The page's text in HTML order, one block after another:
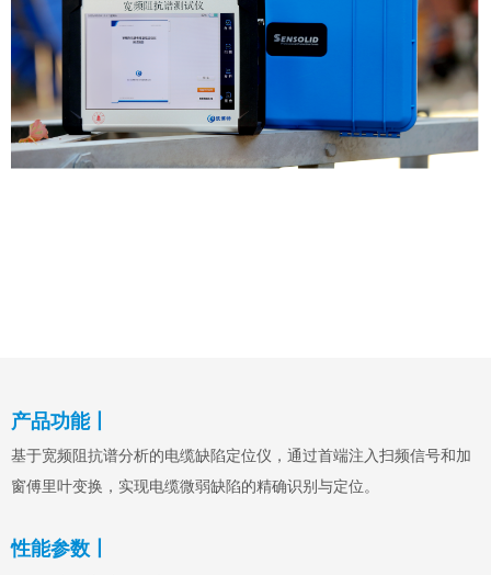
产品功能丨
基于宽频阻抗谱分析的电缆缺陷定位仪，通过首端注入扫频信号和加
窗傅里叶变换，实现电缆微弱缺陷的精确识别与定位。
性能参数丨